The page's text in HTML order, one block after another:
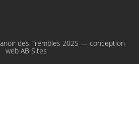
des Trembles 2025 — conception
web AB Sites